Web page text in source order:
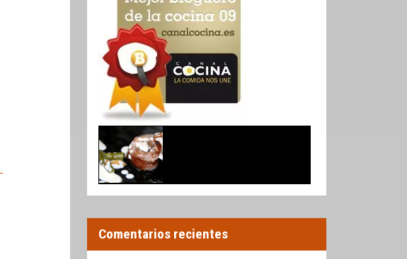
Comentarios recientes